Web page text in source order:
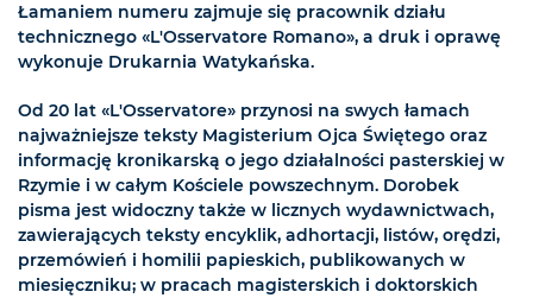
Łamaniem numeru zajmuje się pracownik działu
technicznego «L'Osservatore Romano», a druk i oprawę
wykonuje Drukarnia Watykańska.
Od 20 lat «L'Osservatore» przynosi na swych łamach
najważniejsze teksty Magisterium Ojca Świętego oraz
informację kronikarską o jego działalności pasterskiej w
Rzymie i w całym Kościele powszechnym. Dorobek
pisma jest widoczny także w licznych wydawnictwach,
zawierających teksty encyklik, adhortacji, listów, orędzi,
przemówień i homilii papieskich, publikowanych w
miesięczniku; w pracach magisterskich i doktorskich